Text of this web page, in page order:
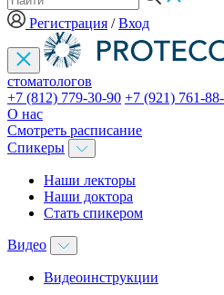
Регистрация /Вход
стоматологов
+7 (812) 779-30-90 +7 (921) 761-
О нас
Смотреть расписание
Спикеры
Наши лекторы
Наши доктора
Стать спикером
Видео
Видеоинструкции